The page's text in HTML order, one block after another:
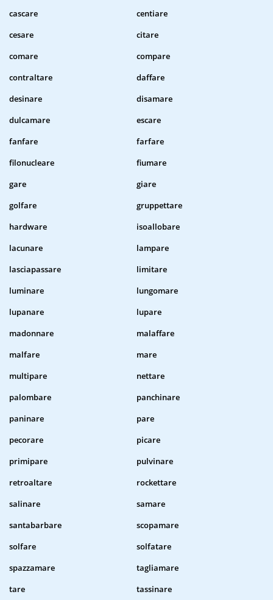
cascare
centiare
cesare
citare
comare
compare
contraltare
daffare
desinare
disamare
dulcamare
escare
fanfare
farfare
filonucleare
fiumare
gare
giare
golfare
gruppettare
hardware
isoallobare
lacunare
lampare
lasciapassare
limitare
luminare
lungomare
lupanare
lupare
madonnare
malaffare
malfare
mare
multipare
nettare
palombare
panchinare
paninare
pare
pecorare
picare
primipare
pulvinare
retroaltare
rockettare
salinare
samare
santabarbare
scopamare
solfare
solfatare
spazzamare
tagliamare
tare
tassinare